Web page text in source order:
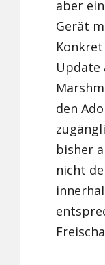
aber
Gerät
Update
den
bisher
nicht